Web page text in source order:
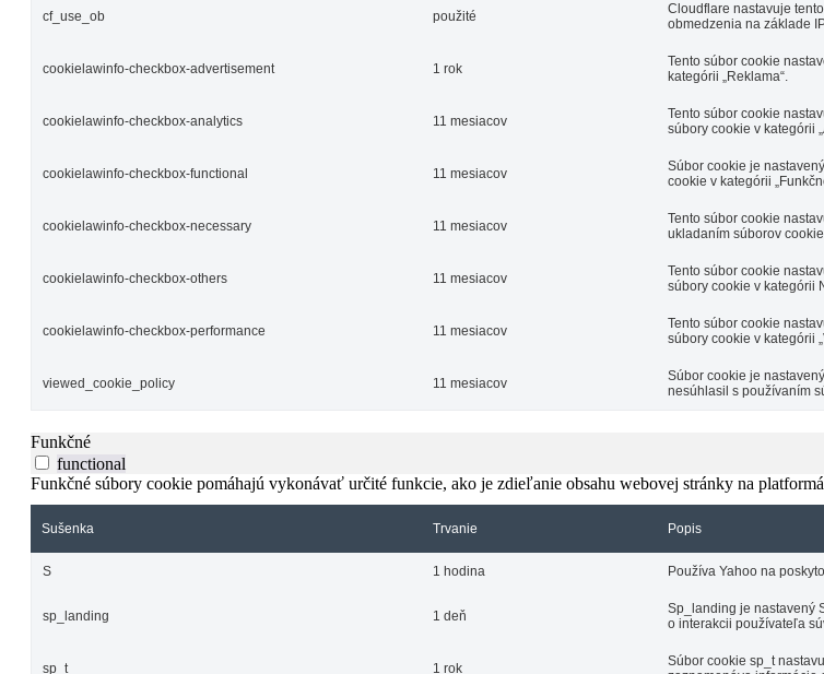
cf_use_ob použité
Cloudflare nastavuje
obmedzenia na základe
cookielawinfo-checkbox-advertisement 1 rok
Tento súbor cookie
kategórii „Reklama“.
cookielawinfo-checkbox-analytics 11 mesiacov
Tento súbor cookie
súbory cookie v kategórii
cookielawinfo-checkbox-functional 11 mesiacov
Súbor cookie je
cookie v kategórii
cookielawinfo-checkbox-necessary 11 mesiacov
Tento súbor cookie
ukladaním súborov
cookielawinfo-checkbox-others 11 mesiacov
Tento súbor cookie
súbory cookie v kategórii
cookielawinfo-checkbox-performance 11 mesiacov
Tento súbor cookie
súbory cookie v kategórii
viewed_cookie_policy 11 mesiacov
Súbor cookie je
nesúhlasil s používaním
Funkčné
functional
Funkčné súbory cookie pomáhajú vykonávať určité funkcie, ako je zdieľanie obsahu webovej stránky na
Sušenka Trvanie Popis
S 1 hodina Používa Yahoo na
sp_landing 1 deň
Sp_landing je nastavený
o interakcii používateľa
sp_t 1 rok
Súbor cookie sp_t